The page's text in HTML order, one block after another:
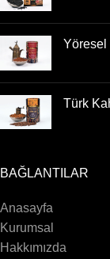
Yöresel
Türk
BAĞLANTILAR
Anasayfa
Kurumsal
Hakkımızda